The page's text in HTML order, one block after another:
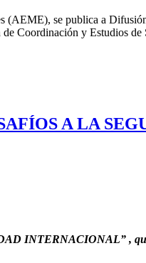
(AEME), se publica a
Coordinación y Estudios
A LA
INTERNACIONAL” ,